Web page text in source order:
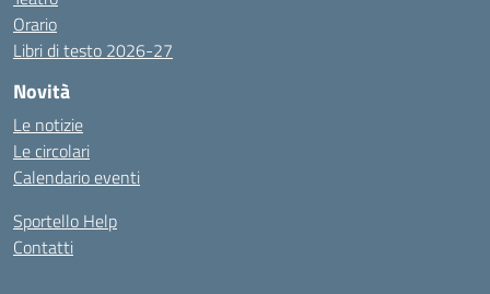
Orario
Libri di testo 2026-27
Novità
Le notizie
Le circolari
Calendario eventi
Sportello Help
Contatti